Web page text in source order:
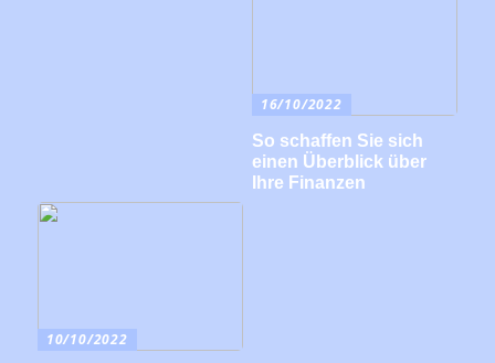
16/10/2022
So schaffen Sie sich
einen Überblick über
Ihre Finanzen
10/10/2022